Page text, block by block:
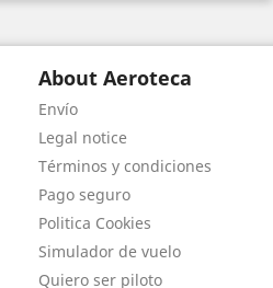
About Aeroteca
Envío
Legal notice
Términos y condiciones
Pago seguro
Politica Cookies
Simulador de vuelo
Quiero ser piloto